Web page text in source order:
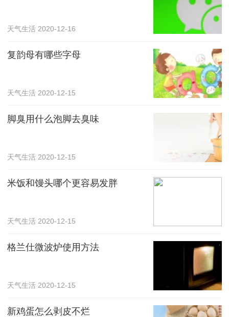
天气生活 2020-12-16
复韵母有哪些字母
天气生活 2020-12-15
脚臭用什么泡脚去臭味
天气生活 2020-12-15
米饭和馒头哪个更容易发胖
天气生活 2020-12-15
格兰仕微波炉使用方法
天气生活 2020-12-15
新鸡蛋怎么剥皮不烂